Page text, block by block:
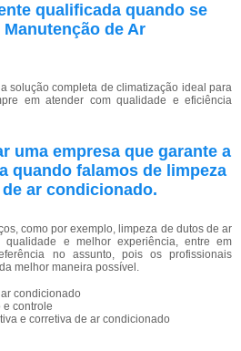
qualificada quando se
de Ar
solução completa de climatização ideal para
em atender com qualidade e eficiência
uma empresa que garante a
quando falamos de limpeza
ar condicionado.
como por exemplo, limpeza de dutos de ar
qualidade e melhor experiência, entre em
no assunto, pois os profissionais
melhor maneira possível.
condicionado
controle
e corretiva de ar condicionado